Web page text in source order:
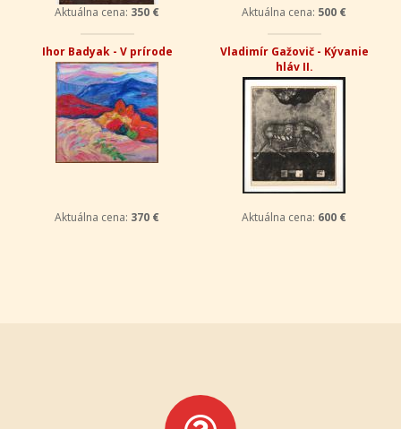
Aktuálna cena: 350 € Aktuálna cena: 500 €
Ihor Badyak - V prírode
Aktuálna cena: 370 €
Vladimír Gažovič - Kývanie
hláv II.
Aktuálna cena: 600 €